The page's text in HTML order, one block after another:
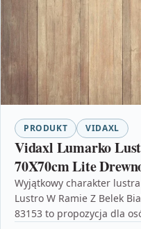
PRODUKT VIDAXL
Vidaxl Lumarko
70X70cm Lite
Wyjątkowy charakter
Lustro W Ramie Z Belek
83153 to propozycja dla